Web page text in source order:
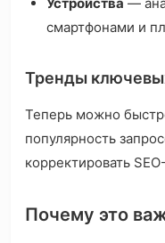
смартфонами и
Тренды
Теперь можно
популярность
корректировать
Почему это